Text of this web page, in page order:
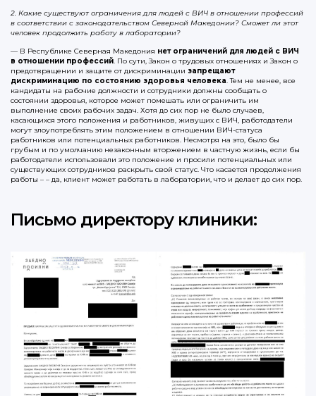
2. Какие существуют ограничения для людей с ВИЧ в отношении профессий
в соответствии с законодательством Северной Македонии? Сможет ли этот
человек продолжить работу в лаборатории?
— В Республике Северная Македония нет ограничений для людей с ВИЧ
в отношении профессий. По сути, Закон о трудовых отношениях и Закон о
предотвращении и защите от дискриминации запрещают
дискриминацию по состоянию здоровья человека. Тем не менее, все
кандидаты на рабочие должности и сотрудники должны сообщать о
состоянии здоровья, которое может помешать или ограничить им
выполнение своих рабочих задач. Хотя до сих пор не было случаев,
касающихся этого положения и работников, живущих с ВИЧ, работодатели
могут злоупотреблять этим положением в отношении ВИЧ-статуса
работников или потенциальных работников. Несмотря на это, было бы
грубым и по умолчанию незаконным вторжением в частную жизнь, если бы
работодатели использовали это положение и просили потенциальных или
существующих сотрудников раскрыть свой статус. Что касается продолжения
работы – – да, клиент может работать в лаборатории, что и делает до сих пор.
Письмо директору клиники: